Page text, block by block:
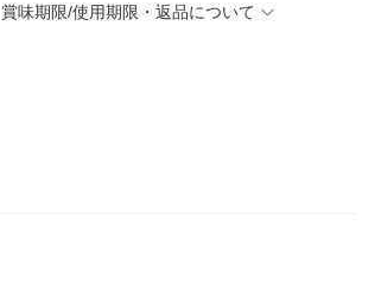
賞味期限/使用期限・返品について